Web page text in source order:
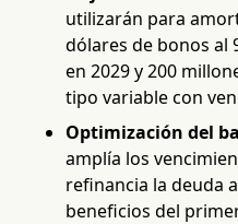
utilizarán para
dólares de bonos al
en 2029 y 200
tipo variable con
Optimización del
amplía los
refinancia la deuda
beneficios del